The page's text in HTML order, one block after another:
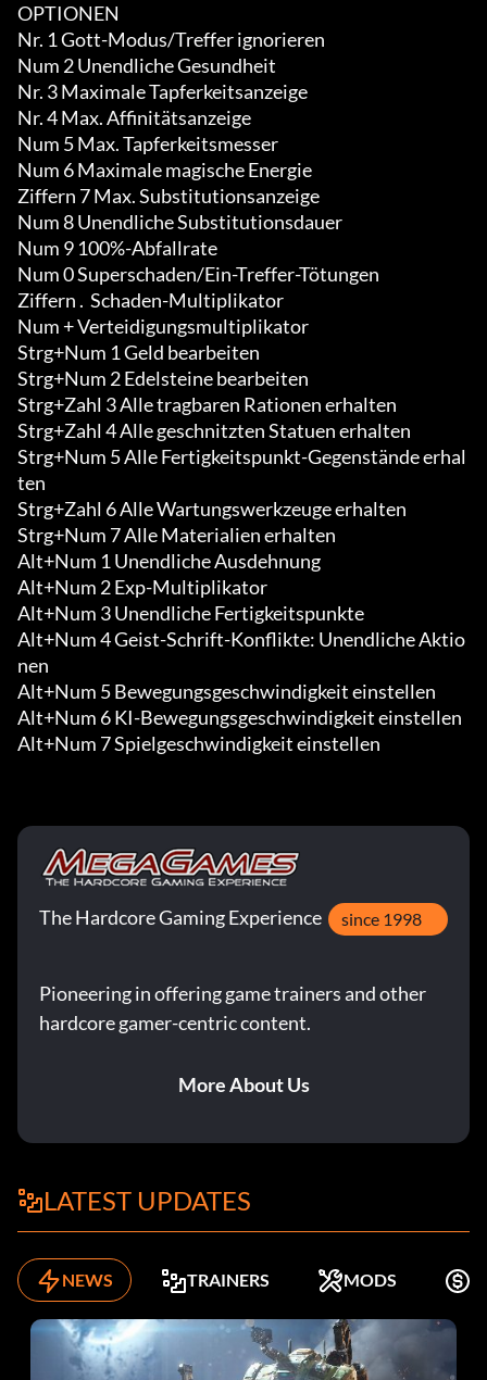
OPTIONEN
Nr. 1 Gott-Modus/Treffer ignorieren
Num 2 Unendliche Gesundheit
Nr. 3 Maximale Tapferkeitsanzeige
Nr. 4 Max. Affinitätsanzeige
Num 5 Max. Tapferkeitsmesser
Num 6 Maximale magische Energie
Ziffern 7 Max. Substitutionsanzeige
Num 8 Unendliche Substitutionsdauer
Num 9 100%-Abfallrate
Num 0 Superschaden/Ein-Treffer-Tötungen
Ziffern .  Schaden-Multiplikator
Num + Verteidigungsmultiplikator
Strg+Num 1 Geld bearbeiten
Strg+Num 2 Edelsteine bearbeiten
Strg+Zahl 3 Alle tragbaren Rationen erhalten
Strg+Zahl 4 Alle geschnitzten Statuen erhalten
Strg+Num 5 Alle Fertigkeitspunkt-Gegenstände erhal
ten
Strg+Zahl 6 Alle Wartungswerkzeuge erhalten
Strg+Num 7 Alle Materialien erhalten
Alt+Num 1 Unendliche Ausdehnung
Alt+Num 2 Exp-Multiplikator
Alt+Num 3 Unendliche Fertigkeitspunkte
Alt+Num 4 Geist-Schrift-Konflikte: Unendliche Aktio
nen
Alt+Num 5 Bewegungsgeschwindigkeit einstellen
Alt+Num 6 KI-Bewegungsgeschwindigkeit einstellen
Alt+Num 7 Spielgeschwindigkeit einstellen
The Hardcore Gaming Experience since 1998
Pioneering in offering game trainers and other
hardcore gamer-centric content.
More About Us
LATEST UPDATES
NEWS TRAINERS MODS